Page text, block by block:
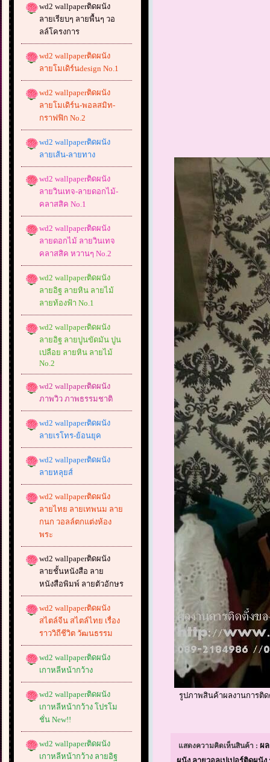
wd2 wallpaperติดผนัง
ลายเรียบๆ ลายพื้นๆ วอ
ลล์โครงการ
wd2 wallpaperติดผนัง
ลายโมเดิร์นdesign No.1
wd2 wallpaperติดผนัง
ลายโมเดิร์น-พอลสมิท-
กราฟฟิก No.2
wd2 wallpaperติดผนัง
ลายเส้น-ลายทาง
wd2 wallpaperติดผนัง
ลายวินเทจ-ลายดอกไม้-
คลาสสิค No.1
wd2 wallpaperติดผนัง
ลายดอกไม้ ลายวินเทจ
คลาสสิค หวานๆ No.2
wd2 wallpaperติดผนัง
ลายอิฐ ลายหิน ลายไม้
ลายท้องฟ้า No.1
wd2 wallpaperติดผนัง
ลายอิฐ ลายปูนขัดมัน ปูน
เปลือย ลายหิน ลายไม้
No.2
wd2 wallpaperติดผนัง
ภาพวิว ภาพธรรมชาติ
wd2 wallpaperติดผนัง
ลายเรโทร-ย้อนยุค
wd2 wallpaperติดผนัง
ลายหลุยส์
wd2 wallpaperติดผนัง
ลายไทย ลายเทพนม ลาย
กนก วอลล์ตกแต่งห้อง
พระ
wd2 wallpaperติดผนัง
ลายชั้นหนังสือ ลาย
หนังสือพิมพ์ ลายตัวอักษร
wd2 wallpaperติดผนัง
สไตล์จีน สไตล์ไทย เรื่อง
ราววิถีชีวิต วัฒนธรรม
wd2 wallpaperติดผนัง
เกาหลีหน้ากว้าง
wd2 wallpaperติดผนัง
เกาหลีหน้ากว้าง โปรโม
ชั่น New!!
wd2 wallpaperติดผนัง
เกาหลีหน้ากว้าง ลายอิฐ
รูปภาพสินค้าผลงานการติด
แสดงความคิดเห็นสินค้า : ผล